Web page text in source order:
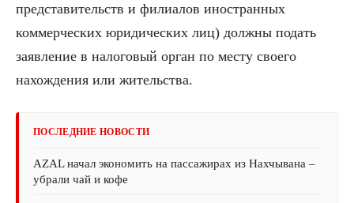
представительств и филиалов иностранных
коммерческих юридических лиц) должны подать
заявление в налоговый орган по месту своего
нахождения или жительства.
ПОСЛЕДНИЕ НОВОСТИ
AZAL начал экономить на пассажирах из Нахчывана –
убрали чай и кофе